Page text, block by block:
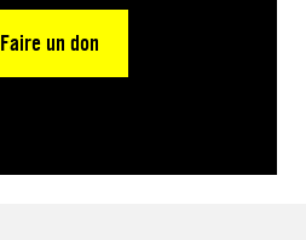
Faire un don